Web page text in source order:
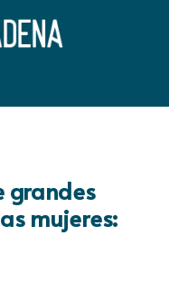
grandes
mujeres: